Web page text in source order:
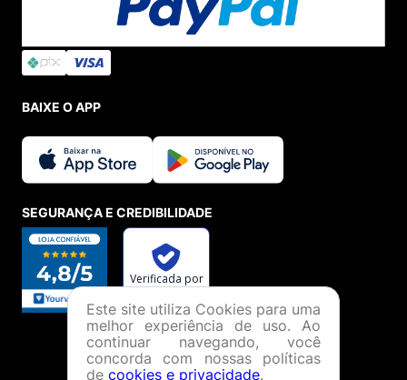
BAIXE O APP
SEGURANÇA E CREDIBILIDADE
Este site utiliza Cookies para uma
melhor experiência de uso. Ao
continuar navegando, você
concorda com nossas políticas
de cookies e privacidade.